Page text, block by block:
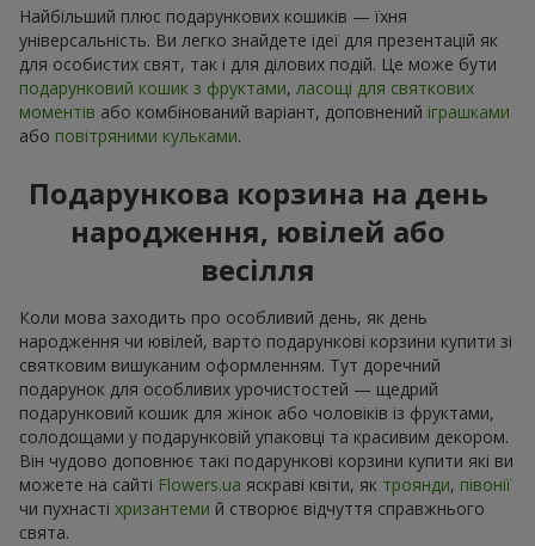
Найбільший плюс подарункових кошиків — їхня
універсальність. Ви легко знайдете ідеї для презентацій як
для особистих свят, так і для ділових подій. Це може бути
подарунковий кошик з фруктами, ласощі для святкових
моментів або комбінований варіант, доповнений іграшками
або повітряними кульками.
Подарункова корзина на день
народження, ювілей або
весілля
Коли мова заходить про особливий день, як день
народження чи ювілей, варто подарункові корзини купити зі
святковим вишуканим оформленням. Тут доречний
подарунок для особливих урочистостей — щедрий
подарунковий кошик для жінок або чоловіків із фруктами,
солодощами у подарунковій упаковці та красивим декором.
Він чудово доповнює такі подарункові корзини купити які ви
можете на сайті Flowers.ua яскраві квіти, як троянди, півонії
чи пухнасті хризантеми й створює відчуття справжнього
свята.